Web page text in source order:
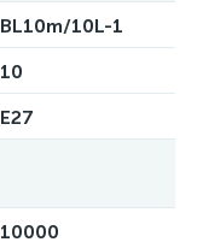
BL10m/10L-1
10
E27
10000